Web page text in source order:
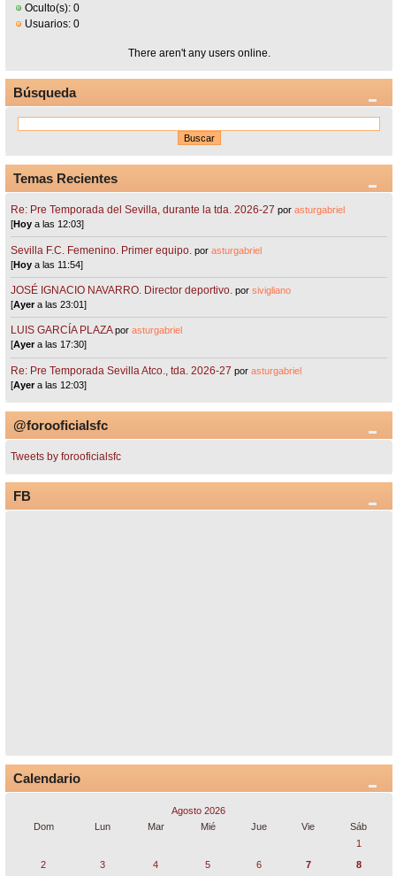
Oculto(s): 0
Usuarios: 0
There aren't any users online.
Búsqueda
Temas Recientes
Re: Pre Temporada del Sevilla, durante la tda. 2026-27 porasturgabriel
[Hoy a las 12:03]
Sevilla F.C. Femenino. Primer equipo. porasturgabriel
[Hoy a las 11:54]
JOSÉ IGNACIO NAVARRO. Director deportivo. porsivigliano
[Ayera las 23:01]
LUIS GARCÍA PLAZA porasturgabriel
[Ayera las 17:30]
Re: Pre Temporada Sevilla Atco., tda. 2026-27 porasturgabriel
[Ayera las 12:03]
@forooficialsfc
Tweets by forooficialsfc
FB
Calendario
Agosto 2026
Dom
Lun Mar Mié Jue Vie
Sáb
1
2
3 4 5 6 7 8